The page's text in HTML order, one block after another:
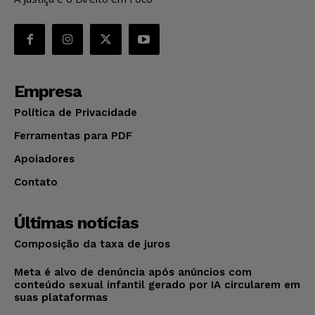
Empresa
Política de Privacidade
Ferramentas para PDF
Apoiadores
Contato
Últimas notícias
Composição da taxa de juros
Meta é alvo de denúncia após anúncios com
conteúdo sexual infantil gerado por IA circularem em
suas plataformas